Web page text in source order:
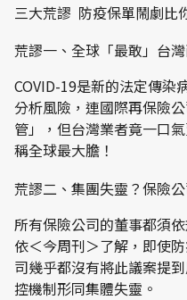
三大荒謬 防疫保單鬧劇比
荒謬一、全球「最敢」台
COVID-19是新的法定傳染
分析風險，連國際再保險
管」，但台灣業者竟一口
稱全球最大膽！
荒謬二、集團失靈？保險
所有保險公司的董事都須
依＜今周刊＞了解，即使
司幾乎都沒有將此議案提
控機制形同集體失靈。